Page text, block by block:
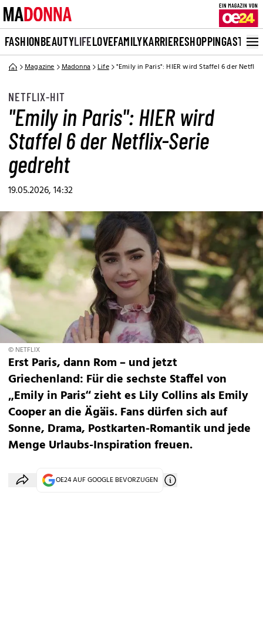
FASHIONBEAUTYLIFELOVEFAMILYKARRIERESHOPPINGASTRO
Magazine Madonna Life "Emily in Paris": HIER wird Staffel 6 der
NETFLIX-HIT
"Emily in Paris": HIER wird
Staffel 6 der Netflix-Serie
gedreht
19.05.2026, 14:32
© NETFLIX
Erst Paris, dann Rom – und jetzt
Griechenland: Für die sechste Staffel von
„Emily in Paris“ zieht es Lily Collins als Emily
Cooper an die Ägäis. Fans dürfen sich auf
Sonne, Drama, Postkarten-Romantik und jede
Menge Urlaubs-Inspiration freuen.
OE24 AUF GOOGLE BEVORZUGEN